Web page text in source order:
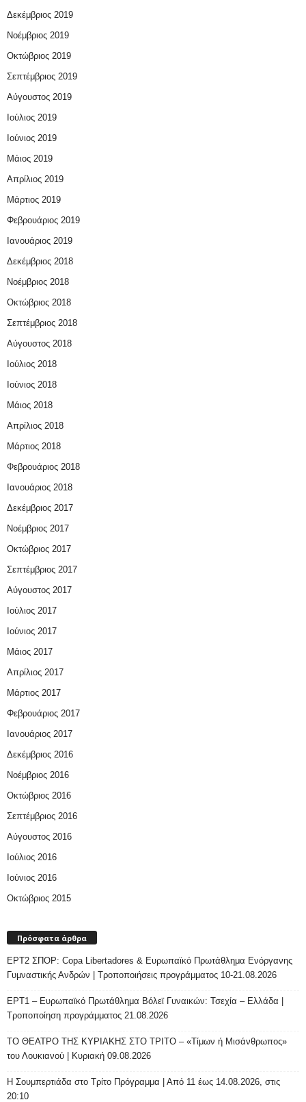
Δεκέμβριος 2019
Νοέμβριος 2019
Οκτώβριος 2019
Σεπτέμβριος 2019
Αύγουστος 2019
Ιούλιος 2019
Ιούνιος 2019
Μάιος 2019
Απρίλιος 2019
Μάρτιος 2019
Φεβρουάριος 2019
Ιανουάριος 2019
Δεκέμβριος 2018
Νοέμβριος 2018
Οκτώβριος 2018
Σεπτέμβριος 2018
Αύγουστος 2018
Ιούλιος 2018
Ιούνιος 2018
Μάιος 2018
Απρίλιος 2018
Μάρτιος 2018
Φεβρουάριος 2018
Ιανουάριος 2018
Δεκέμβριος 2017
Νοέμβριος 2017
Οκτώβριος 2017
Σεπτέμβριος 2017
Αύγουστος 2017
Ιούλιος 2017
Ιούνιος 2017
Μάιος 2017
Απρίλιος 2017
Μάρτιος 2017
Φεβρουάριος 2017
Ιανουάριος 2017
Δεκέμβριος 2016
Νοέμβριος 2016
Οκτώβριος 2016
Σεπτέμβριος 2016
Αύγουστος 2016
Ιούλιος 2016
Ιούνιος 2016
Οκτώβριος 2015
Πρόσφατα άρθρα
ΕΡΤ2 ΣΠΟΡ: Copa Libertadores & Ευρωπαϊκό Πρωτάθλημα Ενόργανης
Γυμναστικής Ανδρών | Τροποποιήσεις προγράμματος 10-21.08.2026
ΕΡΤ1 – Ευρωπαϊκό Πρωτάθλημα Βόλεϊ Γυναικών: Τσεχία – Ελλάδα |
Τροποποίηση προγράμματος 21.08.2026
ΤΟ ΘΕΑΤΡΟ ΤΗΣ ΚΥΡΙΑΚΗΣ ΣΤΟ ΤΡΙΤΟ – «Τίμων ή Μισάνθρωπος»
του Λουκιανού | Κυριακή 09.08.2026
H Σουμπερτιάδα στο Τρίτο Πρόγραμμα | Από 11 έως 14.08.2026, στις
20:10